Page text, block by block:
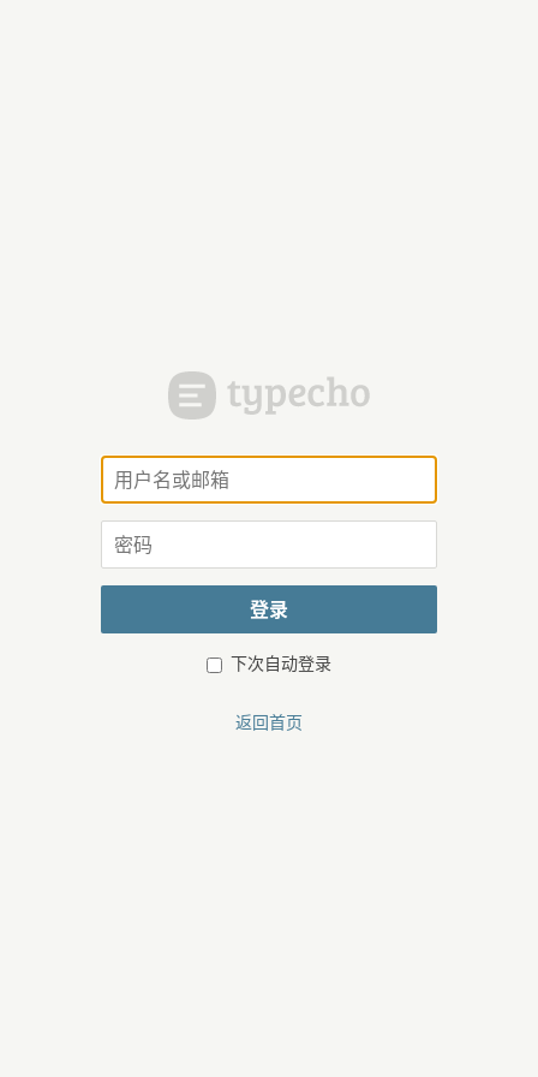
用
户
名
或
邮
箱
登录
下次自动登录
返回首页